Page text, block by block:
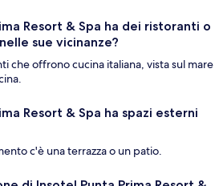
Resort & Spa ha dei ristoranti o
sue vicinanze?
che offrono cucina italiana, vista sul mare
Resort & Spa ha spazi esterni
c'è una terrazza o un patio.